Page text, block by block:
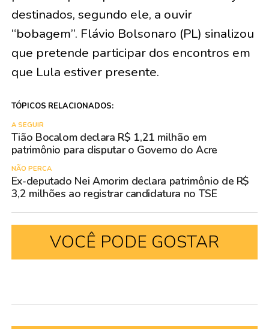
destinados, segundo ele, a ouvir
“bobagem”. Flávio Bolsonaro (PL) sinalizou
que pretende participar dos encontros em
que Lula estiver presente.
TÓPICOS RELACIONADOS:
A SEGUIR
Tião Bocalom declara R$ 1,21 milhão em
patrimônio para disputar o Governo do Acre
NÃO PERCA
Ex-deputado Nei Amorim declara patrimônio de R$
3,2 milhões ao registrar candidatura no TSE
VOCÊ PODE GOSTAR